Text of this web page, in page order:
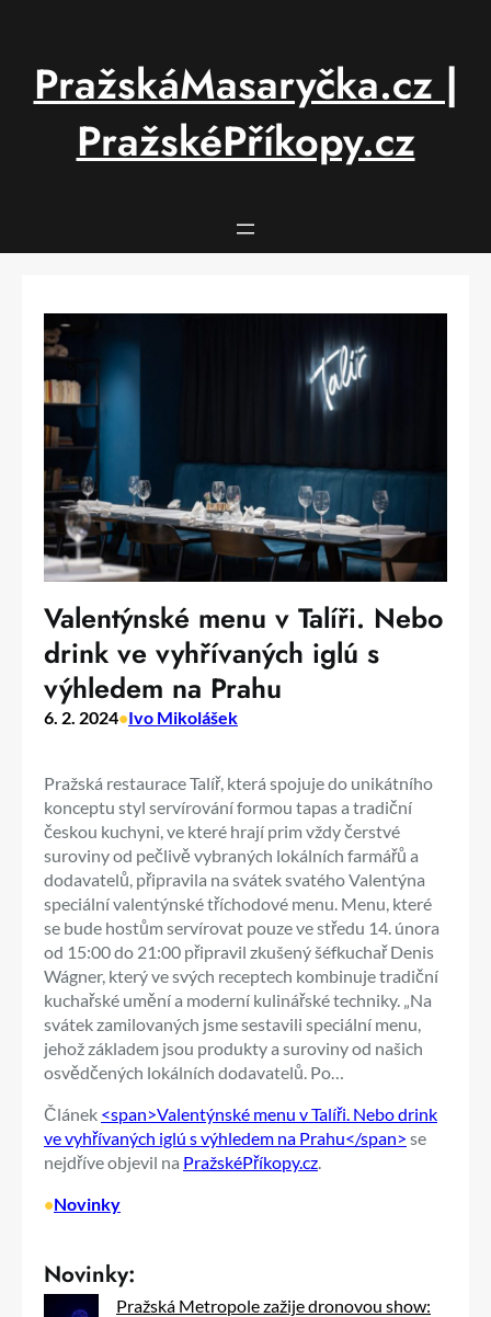
PražskáMasaryčka.cz |
PražskéPříkopy.cz
Valentýnské menu v Talíři. Nebo
drink ve vyhřívaných iglú s
výhledem na Prahu
6. 2. 2024•Ivo Mikolášek
Pražská restaurace Talíř, která spojuje do unikátního
konceptu styl servírování formou tapas a tradiční
českou kuchyni, ve které hrají prim vždy čerstvé
suroviny od pečlivě vybraných lokálních farmářů a
dodavatelů, připravila na svátek svatého Valentýna
speciální valentýnské tříchodové menu. Menu, které
se bude hostům servírovat pouze ve středu 14. února
od 15:00 do 21:00 připravil zkušený šéfkuchař Denis
Wágner, který ve svých receptech kombinuje tradiční
kuchařské umění a moderní kulinářské techniky. „Na
svátek zamilovaných jsme sestavili speciální menu,
jehož základem jsou produkty a suroviny od našich
osvědčených lokálních dodavatelů. Po…
Článek <span>Valentýnské menu v Talíři. Nebo drink
ve vyhřívaných iglú s výhledem na Prahu</span> se
nejdříve objevil na PražskéPříkopy.cz
•Novinky
Novinky:
Pražská Metropole zažije dronovou show: